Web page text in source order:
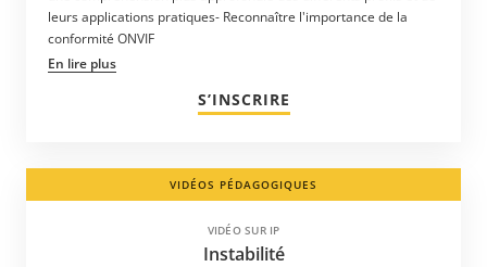
leurs applications pratiques- Reconnaître l'importance de la
conformité ONVIF
En lire plus
S’INSCRIRE
VIDÉOS PÉDAGOGIQUES
VIDÉO SUR IP
Instabilité